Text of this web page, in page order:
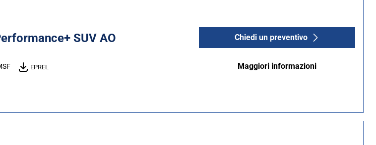
SUV AO
EPREL
Chiedi un preventivo
Maggiori informazioni